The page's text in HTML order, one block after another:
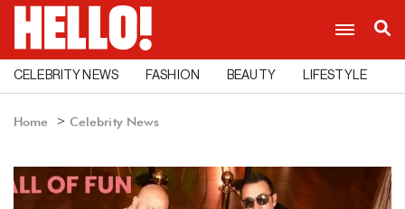
CELEBRITY NEWS FASHION BEAUTY LIFESTYLE
Home Celebrity News